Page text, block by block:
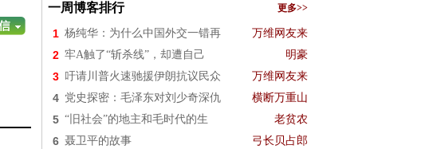
一周博客排行 更多>>
1 杨纯华：为什么中国外交一错再 万维网友来
2 牢A触了“斩杀线”，却遭自己 明豪
3 吁请川普火速驰援伊朗抗议民众 万维网友来
4 党史探密：毛泽东对刘少奇深仇 横断万重山
5 “旧社会”的地主和毛时代的生 老贫农
6 聂卫平的故事 弓长贝占郎